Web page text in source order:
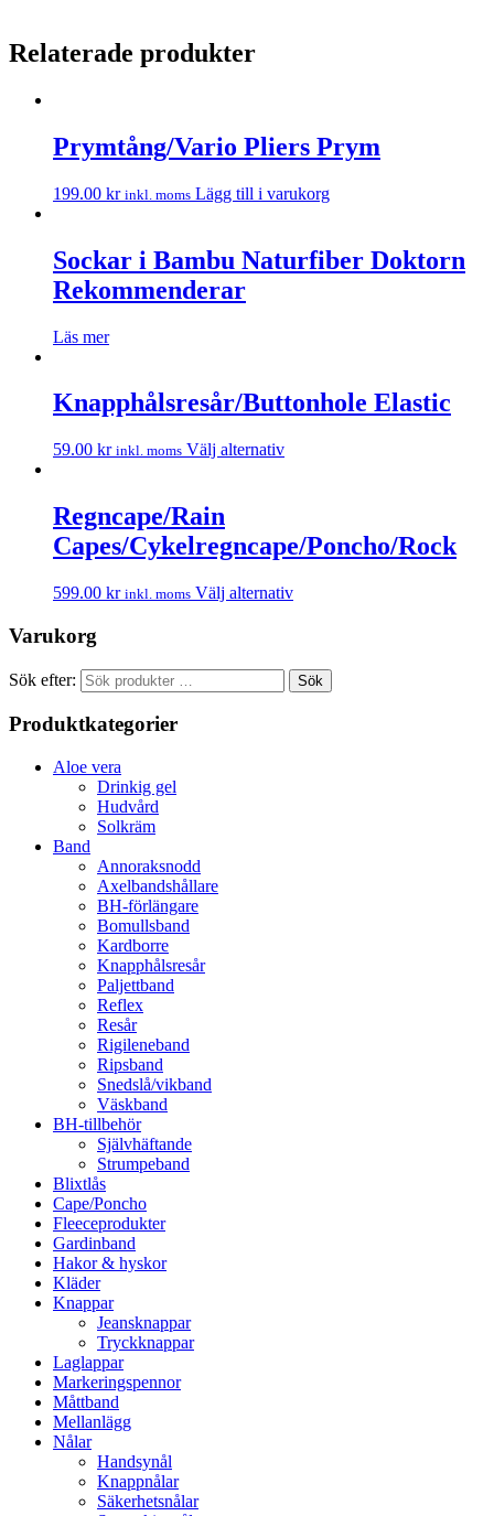
Relaterade produkter
Prymtång/Vario Pliers Prym
199.00 kr inkl. moms Lägg till i varukorg
Sockar i Bambu Naturfiber Doktorn
Rekommenderar
Läs mer
Knapphålsresår/Buttonhole Elastic
59.00 kr inkl. moms Välj alternativ
Regncape/Rain
Capes/Cykelregncape/Poncho/Rock
599.00 kr inkl. moms Välj alternativ
Varukorg
Sök efter: Sök
Produktkategorier
Aloe vera
Drinkig gel
Hudvård
Solkräm
Band
Annoraksnodd
Axelbandshållare
BH-förlängare
Bomullsband
Kardborre
Knapphålsresår
Paljettband
Reflex
Resår
Rigileneband
Ripsband
Snedslå/vikband
Väskband
BH-tillbehör
Självhäftande
Strumpeband
Blixtlås
Cape/Poncho
Fleeceprodukter
Gardinband
Hakor & hyskor
Kläder
Knappar
Jeansknappar
Tryckknappar
Laglappar
Markeringspennor
Måttband
Mellanlägg
Nålar
Handsynål
Knappnålar
Säkerhetsnålar